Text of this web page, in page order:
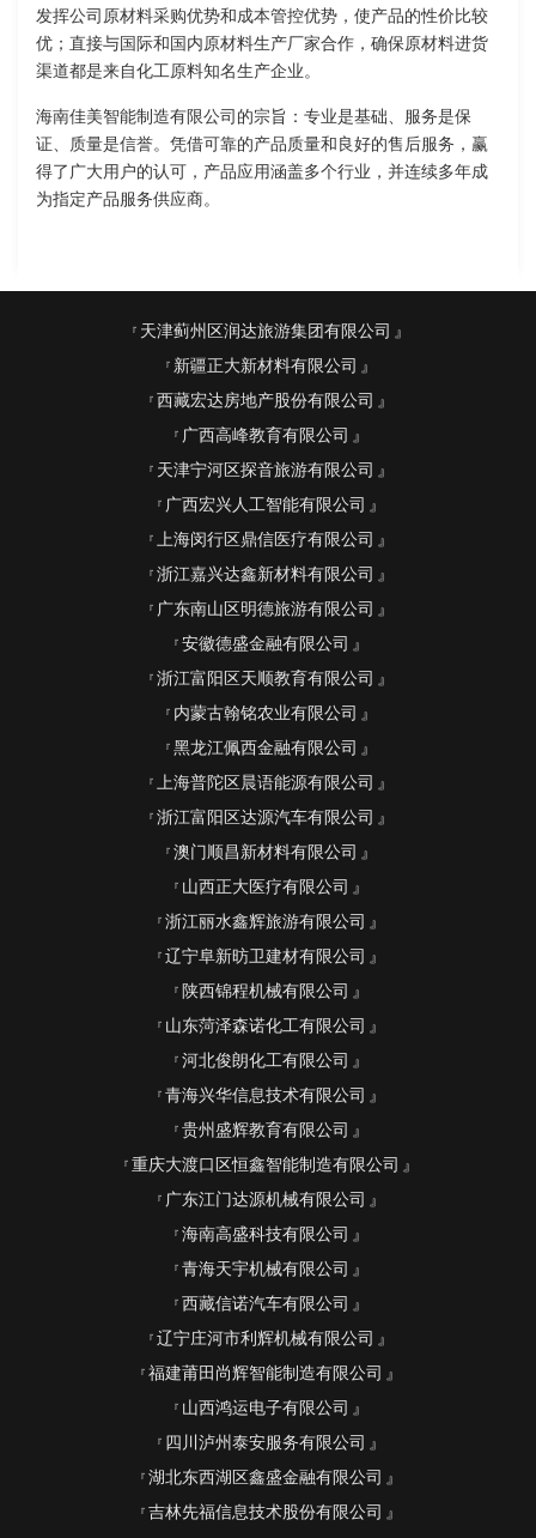
发挥公司原材料采购优势和成本管控优势，使产品的性价比较
优；直接与国际和国内原材料生产厂家合作，确保原材料进货
渠道都是来自化工原料知名生产企业。
海南佳美智能制造有限公司的宗旨：专业是基础、服务是保
证、质量是信誉。凭借可靠的产品质量和良好的售后服务，赢
得了广大用户的认可，产品应用涵盖多个行业，并连续多年成
为指定产品服务供应商。
天津蓟州区润达旅游集团有限公司
新疆正大新材料有限公司
西藏宏达房地产股份有限公司
广西高峰教育有限公司
天津宁河区探音旅游有限公司
广西宏兴人工智能有限公司
上海闵行区鼎信医疗有限公司
浙江嘉兴达鑫新材料有限公司
广东南山区明德旅游有限公司
安徽德盛金融有限公司
浙江富阳区天顺教育有限公司
内蒙古翰铭农业有限公司
黑龙江佩西金融有限公司
上海普陀区晨语能源有限公司
浙江富阳区达源汽车有限公司
澳门顺昌新材料有限公司
山西正大医疗有限公司
浙江丽水鑫辉旅游有限公司
辽宁阜新昉卫建材有限公司
陕西锦程机械有限公司
山东菏泽森诺化工有限公司
河北俊朗化工有限公司
青海兴华信息技术有限公司
贵州盛辉教育有限公司
重庆大渡口区恒鑫智能制造有限公司
广东江门达源机械有限公司
海南高盛科技有限公司
青海天宇机械有限公司
西藏信诺汽车有限公司
辽宁庄河市利辉机械有限公司
福建莆田尚辉智能制造有限公司
山西鸿运电子有限公司
四川泸州泰安服务有限公司
湖北东西湖区鑫盛金融有限公司
吉林先福信息技术股份有限公司